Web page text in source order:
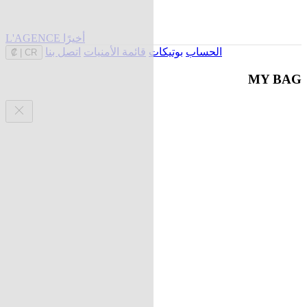
L'AGENCE أخيرًا
CR
₡ الحساب بوتيكات قائمة الأمنيات اتصل بنا
MY BAG